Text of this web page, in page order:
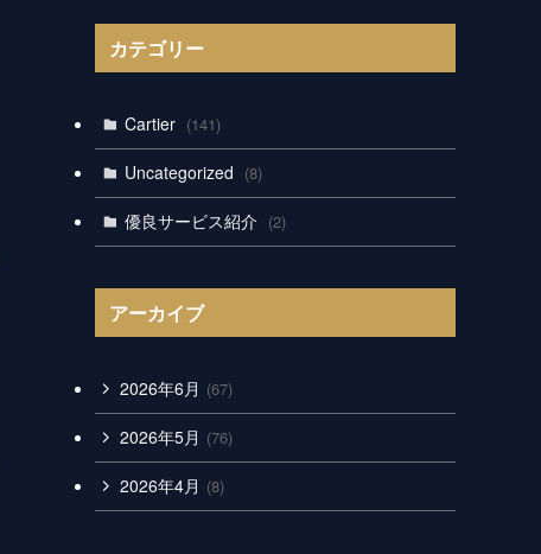
カテゴリー
Cartier (141)
Uncategorized (8)
優良サービス紹介 (2)
アーカイブ
2026年6月 (67)
2026年5月 (76)
2026年4月 (8)